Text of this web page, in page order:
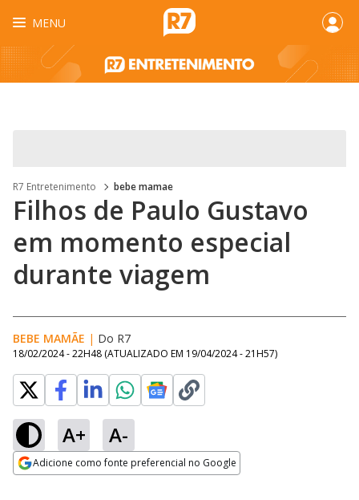
MENU
R7 Entretenimento bebe mamae
Filhos de Paulo Gustavo
em momento especial
durante viagem
BEBE MAMÃE | Do R7
18/02/2024 - 22H48 (ATUALIZADO EM 19/04/2024 - 21H57)
A+ A-
Adicione como fonte preferencial no Google